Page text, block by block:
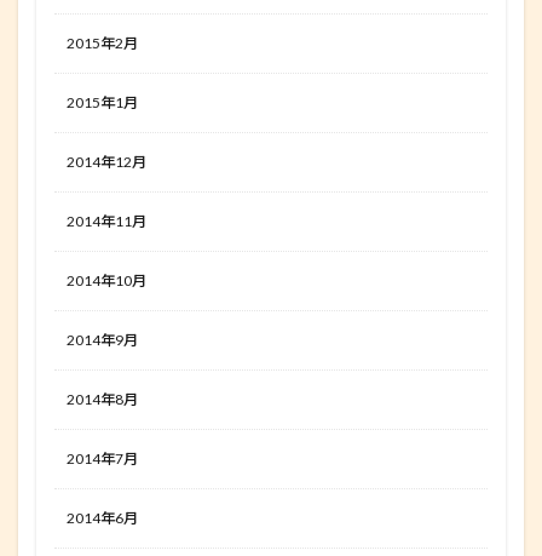
2015年2月
2015年1月
2014年12月
2014年11月
2014年10月
2014年9月
2014年8月
2014年7月
2014年6月